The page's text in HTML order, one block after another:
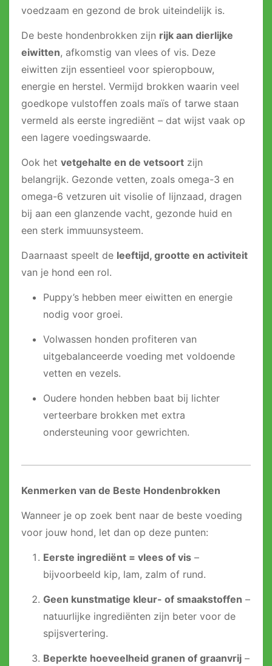
voedzaam en gezond de brok uiteindelijk is.
De beste hondenbrokken zijn rijk aan dierlijke
eiwitten, afkomstig van vlees of vis. Deze
eiwitten zijn essentieel voor spieropbouw,
energie en herstel. Vermijd brokken waarin veel
goedkope vulstoffen zoals maïs of tarwe staan
vermeld als eerste ingrediënt – dat wijst vaak op
een lagere voedingswaarde.
Ook het vetgehalte en de vetsoort zijn
belangrijk. Gezonde vetten, zoals omega-3 en
omega-6 vetzuren uit visolie of lijnzaad, dragen
bij aan een glanzende vacht, gezonde huid en
een sterk immuunsysteem.
Daarnaast speelt de leeftijd, grootte en activiteit
van je hond een rol.
Puppy’s hebben meer eiwitten en energie
nodig voor groei.
Volwassen honden profiteren van
uitgebalanceerde voeding met voldoende
vetten en vezels.
Oudere honden hebben baat bij lichter
verteerbare brokken met extra
ondersteuning voor gewrichten.
Kenmerken van de Beste Hondenbrokken
Wanneer je op zoek bent naar de beste voeding
voor jouw hond, let dan op deze punten:
Eerste ingrediënt = vlees of vis –
bijvoorbeeld kip, lam, zalm of rund.
Geen kunstmatige kleur- of smaakstoffen –
natuurlijke ingrediënten zijn beter voor de
spijsvertering.
Beperkte hoeveelheid granen of graanvrij –